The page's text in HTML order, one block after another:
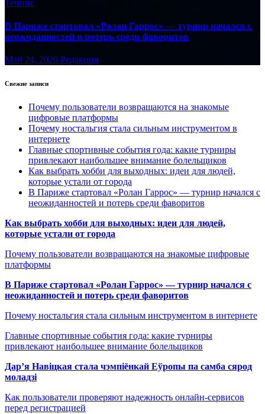
Теннис
В Париже стартовал «Ролан Гаррос» — турнир начался с
неожиданностей и потерь среди фаворитов
Май 24, 2026 Редакция
Свежие записи
Почему пользователи возвращаются на знакомые
цифровые платформы
Почему ностальгия стала сильным инструментом в
интернете
Главные спортивные события года: какие турниры
привлекают наибольшее внимание болельщиков
Как выбрать хобби для выходных: идеи для людей,
которые устали от города
В Париже стартовал «Ролан Гаррос» — турнир начался с
неожиданностей и потерь среди фаворитов
Как выбрать хобби для выходных: идеи для людей,
которые устали от города
Почему пользователи возвращаются на знакомые цифровые
платформы
В Париже стартовал «Ролан Гаррос» — турнир начался с
неожиданностей и потерь среди фаворитов
Почему ностальгия стала сильным инструментом в интернете
Главные спортивные события года: какие турниры
привлекают наибольшее внимание болельщиков
Дар’я Навіцкая стала чэмпіёнкай Еўропы па самба сярод
моладзі
Как пользователи проверяют надежность онлайн-сервисов
перед регистрацией